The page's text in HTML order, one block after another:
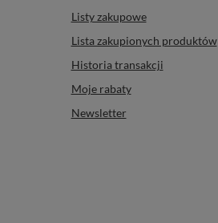
Listy zakupowe
Lista zakupionych produktów
Historia transakcji
Moje rabaty
Newsletter